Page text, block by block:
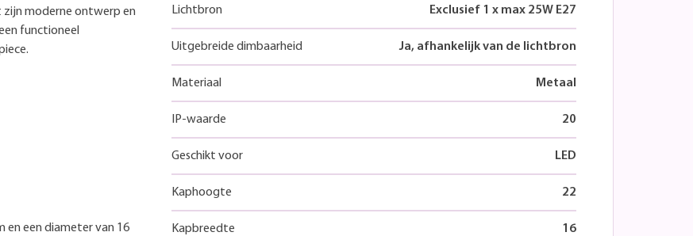
zijn moderne ontwerp en
functioneel
en een diameter van 16
Lichtbron Exclusief 1 x max 25W E27
Uitgebreide dimbaarheid Ja, afhankelijk van de lichtbron
Materiaal Metaal
IP-waarde 20
Geschikt voor LED
Kaphoogte 22
Kapbreedte 16